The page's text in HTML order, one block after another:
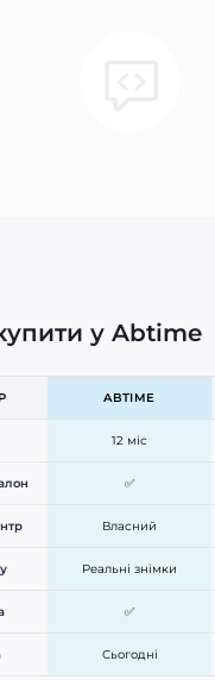
у Abtime
ABTIME
12 міс
✅
Власний
Реальні знімки
✅
Сьогодні